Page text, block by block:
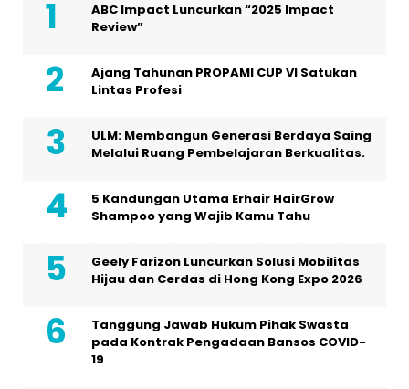
ABC Impact Luncurkan “2025 Impact
Review”
Ajang Tahunan PROPAMI CUP VI Satukan
Lintas Profesi
ULM: Membangun Generasi Berdaya Saing
Melalui Ruang Pembelajaran Berkualitas.
5 Kandungan Utama Erhair HairGrow
Shampoo yang Wajib Kamu Tahu
Geely Farizon Luncurkan Solusi Mobilitas
Hijau dan Cerdas di Hong Kong Expo 2026
Tanggung Jawab Hukum Pihak Swasta
pada Kontrak Pengadaan Bansos COVID-
19